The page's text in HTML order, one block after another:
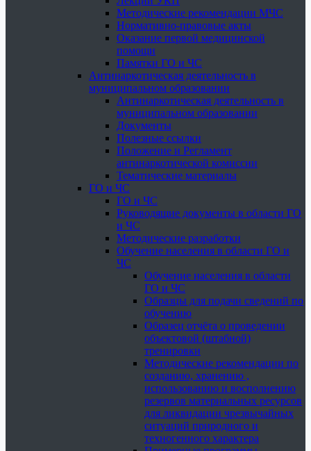
Методические рекомендации МЧС
Нормативно-правовые акты
Оказание первой медицинской
помощи
Памятки ГО и ЧС
Антинаркотическая деятельность в
муниципальном образовании
Антинаркотическая деятельность в
муниципальном образовании
Документы
Полезные ссылки
Положение и Регламент
антинаркотической комиссии
Тематические материалы
ГО и ЧС
ГО и ЧС
Руководящие документы в области ГО
и ЧС
Методические разработки
Обучение населения в области ГО и
ЧС
Обучение населения в области
ГО и ЧС
Образцы для подачи сведений по
обучению
Образец отчёта о проведении
объектовой (штабной)
тренировки
Методические рекомендации по
созданию, хранению ,
использованию и восполнению
резервов материальных ресурсов
для ликвидации чрезвычайных
ситуаций природного и
техногенного характера